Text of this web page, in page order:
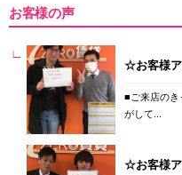
お客様の声
☆お客様
■ご来店のき
がして...
☆お客様